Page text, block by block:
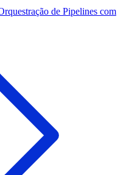
de Pipelines com